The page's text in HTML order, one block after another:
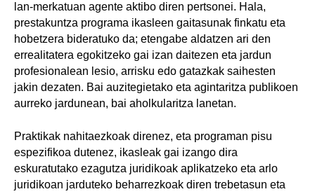
lan-merkatuan agente aktibo diren pertsonei. Hala,
prestakuntza programa ikasleen gaitasunak finkatu eta
hobetzera bideratuko da; etengabe aldatzen ari den
errealitatera egokitzeko gai izan daitezen eta jardun
profesionalean lesio, arrisku edo gatazkak saihesten
jakin dezaten. Bai auzitegietako eta agintaritza publikoen
aurreko jardunean, bai aholkularitza lanetan.
Praktikak nahitaezkoak direnez, eta programan pisu
espezifikoa dutenez, ikasleak gai izango dira
eskuratutako ezagutza juridikoak aplikatzeko eta arlo
juridikoan jarduteko beharrezkoak diren trebetasun eta